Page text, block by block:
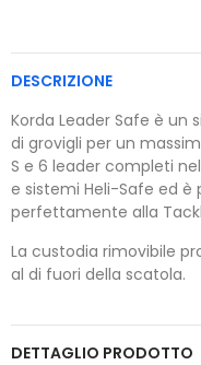
DESCRIZIONE
Korda Leader Safe è
di grovigli per un
S e 6 leader completi
e sistemi Heli-Safe ed
perfettamente alla
La custodia rimovibile
al di fuori della scatola.
DETTAGLIO PRODOTTO